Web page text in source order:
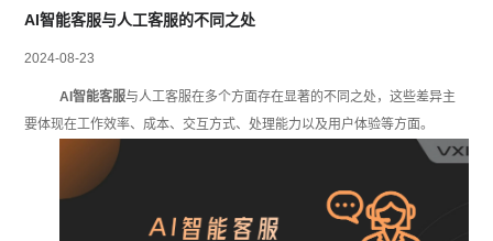
AI智能客服与人工客服的不同之处
2024-08-23
AI智能客服与人工客服在多个方面存在显著的不同之处，这些差异主
要体现在工作效率、成本、交互方式、处理能力以及用户体验等方面。